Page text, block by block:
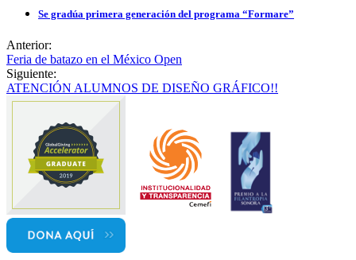
Se gradúa primera generación del programa “Formare”
Anterior:
Feria de batazo en el México Open
Siguiente:
ATENCIÓN ALUMNOS DE DISEÑO GRÁFICO!!